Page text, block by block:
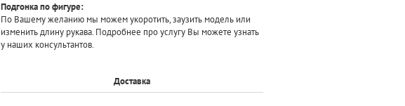
Подгонка по фигуре:
По Вашему желанию мы можем укоротить, заузить модель или
изменить длину рукава. Подробнее про услугу Вы можете узнать
у наших консультантов.
Доставка